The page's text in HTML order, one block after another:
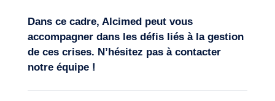
Dans ce cadre, Alcimed peut vous
accompagner dans les défis liés à la gestion
de ces crises. N’hésitez pas à contacter
notre équipe!